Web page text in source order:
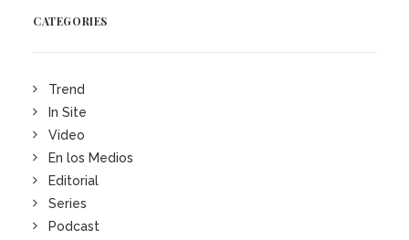
CATEGORIES
Trend
In Site
Video
En los Medios
Editorial
Series
Podcast